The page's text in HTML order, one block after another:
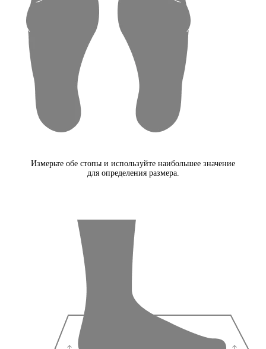
Измерьте обе стопы и используйте наибольшее значение
для определения размера.